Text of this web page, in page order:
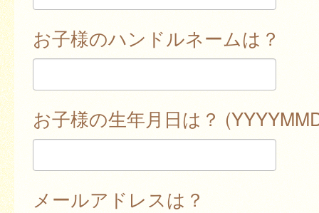
お子様のハンドルネームは？
お子様の生年月日は？
メールアドレスは？